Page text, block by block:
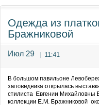
Одежда из
Бражниковой
Июл 29 11:41
В большом павильоне
заповедника открылась
стилиста Евгении
коллекции Е.М. Бражниковой